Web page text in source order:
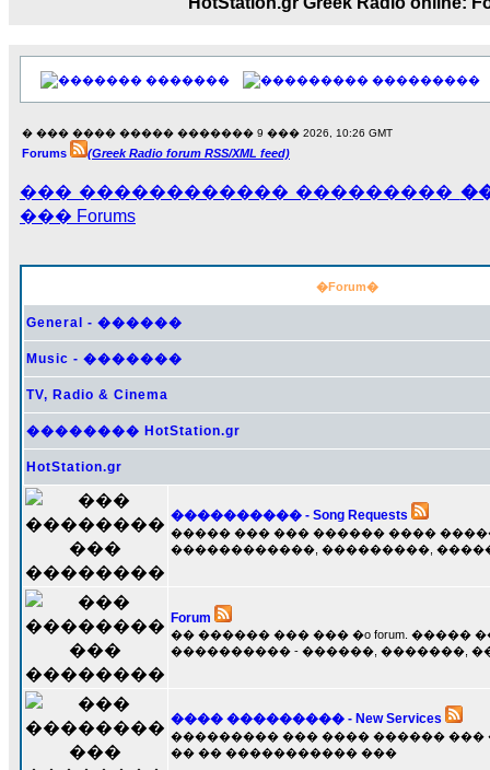
�������������� ��������!
������ �� �����.. "������" ���
echo :��������� ����, ���������
����� ��������� ��
������! ��� ������ �� �����...
14:16
������� ���������
� ��� ���� ����� ������� 9 ��� 2026, 10:26 GMT
Forums (Greek Radio forum RSS/XML feed)
��� ������������ ���������
��� Forums
�Forum�
General - ������
Music - �������
TV, Radio & Cinema
�������� HotStation.gr
HotStation.gr
���������� - Song Requests
����� ��� ��� ������ ����
������������, ���������,
Forum
�� ������ ��� ��� �o forum. �����
���������� - ������, �������,
���� ��������� - New Services
��������� ��� ���� ������ ���
�� �� ����������� ���